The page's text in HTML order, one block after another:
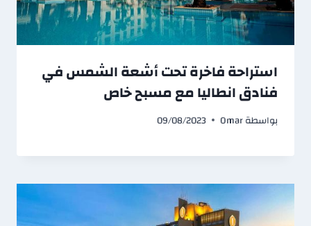
استراحة فاخرة تحت أشعة الشمس في
فنادق انطاليا مع مسبح خاص
بواسطةOmar
09/08/2023